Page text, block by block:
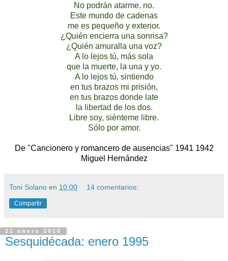
No podrán atarme. no.
Este mundo de cadenas
me es pequeño y exterior.
¿Quién encierra una sonrisa?
¿Quién amuralla una voz?
A lo lejos tú, más sola
que la muerte, la una y yo.
A lo lejos tú, sintiendo
en tus brazos mi prisión,
en tus brazos donde late
la libertad de los dos.
Libre soy, siénteme libre.
Sólo por amor.
De "Cancionero y romancero de ausencias" 1941 1942
Miguel Hernández
Toni Solano en 10:00 14 comentarios:
Compartir
21 enero 2010
Sesquidécada: enero 1995